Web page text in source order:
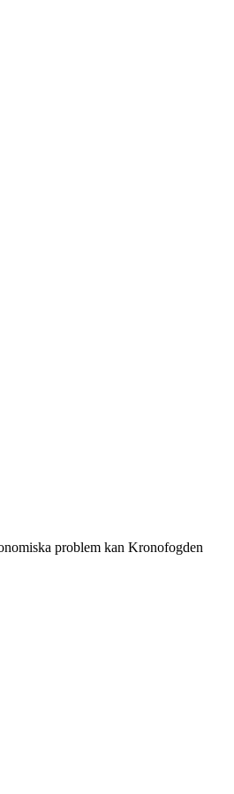
problem kan Kronofogden